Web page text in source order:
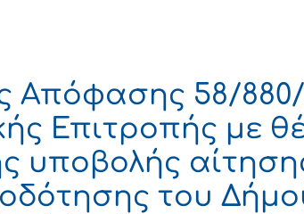
Απόφασης 58/
Επιτροπής με
υποβολής
του